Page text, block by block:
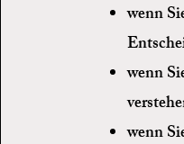
wenn
wenn
wenn